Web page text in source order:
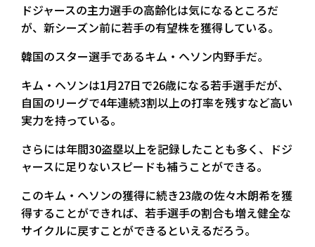
ドジャースの主力選手の高齢化は気になるところだ
が、新シーズン前に若手の有望株を獲得している。
韓国のスター選手であるキム・ヘソン内野手だ。
キム・ヘソンは1月27日で26歳になる若手選手だが、
自国のリーグで4年連続3割以上の打率を残すなど高い
実力を持っている。
さらには年間30盗塁以上を記録したことも多く、ドジ
ャースに足りないスピードも補うことができる。
このキム・ヘソンの獲得に続き23歳の佐々木朗希を獲
得することができれば、若手選手の割合も増え健全な
サイクルに戻すことができるといえるだろう。